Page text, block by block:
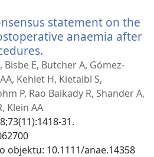
statement on the
anaemia after
nové
okno)
E, Butcher A, Gómez-
Kehlet H, Kietaibl S,
P, Rao Baikady R, Shander A,
Klein AA
31.
objektu‎: 10.1111/anae.14358